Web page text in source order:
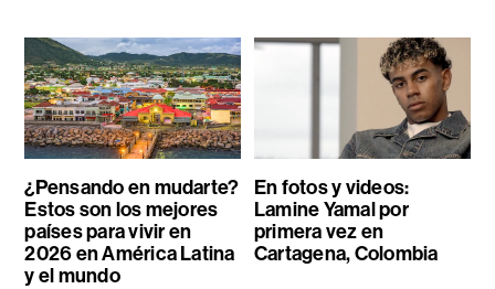
¿Pensando en mudarte?
Estos son los mejores
países para vivir en
2026 en América Latina
y el mundo
En fotos y videos:
Lamine Yamal por
primera vez en
Cartagena, Colombia